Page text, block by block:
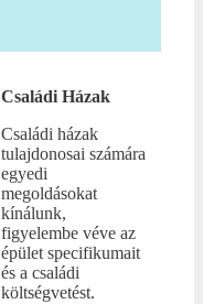
Családi Házak
Családi házak
tulajdonosai számára
egyedi
megoldásokat
kínálunk,
figyelembe véve az
épület specifikumait
és a családi
költségvetést.